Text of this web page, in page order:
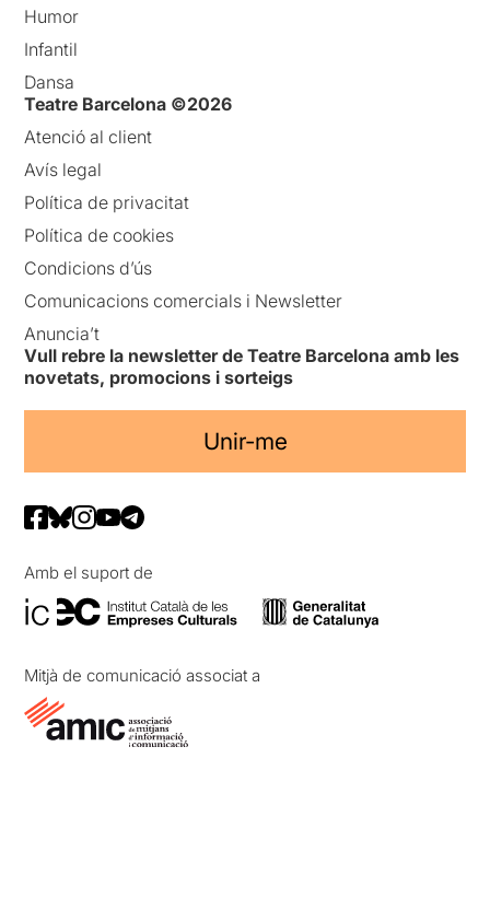
Humor
Infantil
Dansa
Teatre Barcelona ©2026
Atenció al client
Avís legal
Política de privacitat
Política de cookies
Condicions d’ús
Comunicacions comercials i Newsletter
Anuncia’t
Vull rebre la newsletter de Teatre Barcelona amb les
novetats, promocions i sorteigs
Unir-me
Amb el suport de
Mitjà de comunicació associat a